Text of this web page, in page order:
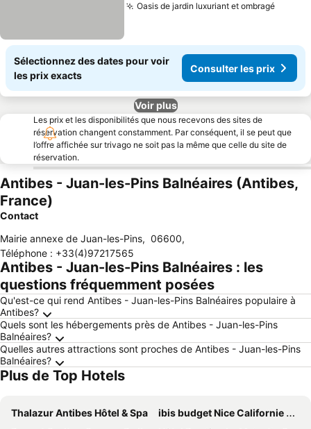
Oasis de jardin luxuriant et ombragé
Sélectionnez des dates pour voir
les prix exacts
Consulter les prix
Voir plus
Les prix et les disponibilités que nous recevons des sites de
réservation changent constamment. Par conséquent, il se peut que
l’offre affichée sur trivago ne soit pas la même que celle du site de
réservation.
Antibes - Juan-les-Pins Balnéaires (Antibes,
France)
Contact
Mairie annexe de Juan-les-Pins, 06600,
Téléphone : +33(4)97217565
Antibes - Juan-les-Pins Balnéaires : les
questions fréquemment posées
Qu'est-ce qui rend Antibes - Juan-les-Pins Balnéaires populaire à
Antibes?
Quels sont les hébergements près de Antibes - Juan-les-Pins
Balnéaires?
Quelles autres attractions sont proches de Antibes - Juan-les-Pins
Balnéaires?
Plus de Top Hotels
Thalazur Antibes Hôtel & Spa
ibis budget Nice Californie Lenval